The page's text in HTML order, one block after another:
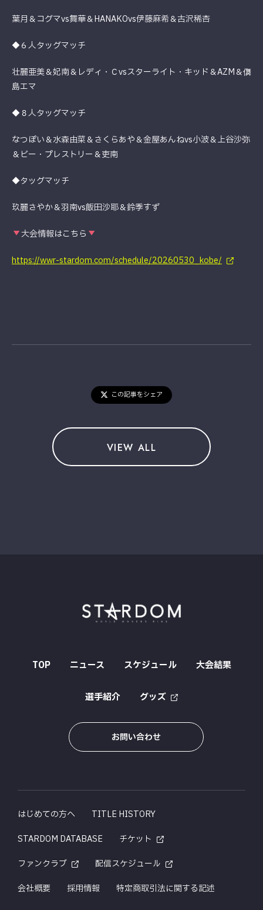
葉月＆コグマvs舞華＆HANAKOvs伊藤麻希＆古沢稀杏
◆６人タッグマッチ
壮麗亜美＆妃南＆レディ・Ｃvsスターライト・キッド＆AZM＆儛
島エマ
◆８人タッグマッチ
なつぽい＆水森由菜＆さくらあや＆金屋あんねvs小波＆上谷沙弥
＆ビー・プレストリー＆吏南
◆タッグマッチ
玖麗さやか＆羽南vs飯田沙耶＆鈴季すず
大会情報はこちら
https://wwr-stardom.com/schedule/20260530_kobe/
この記事をシェア
VIEW ALL
TOP ニュース スケジュール 大会結果
選手紹介 グッズ
お問い合わせ
はじめての方へ
TITLE HISTORY
STARDOM DATABASE
チケット
ファンクラブ
配信スケジュール
会社概要
採用情報 特定商取引法に関する記述